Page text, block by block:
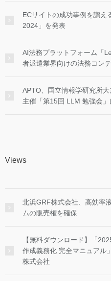
ECサイトの成功事例を讃え
2024」を発表
AI法務プラットフォーム「
者派遣業界向けの法務コン
APTO、国立情報学研究所
主催「第15回 LLM 勉強会
Views
北浜GRF株式会社、高効率
ムの販売権を確保
【無料ダウンロード】「
作成義務化 完全マニュアル
株式会社